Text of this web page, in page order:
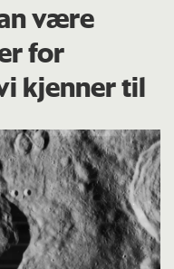
være
for
kjenner til